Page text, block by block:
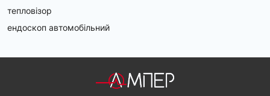
тепловізор
ендоскоп автомобільний